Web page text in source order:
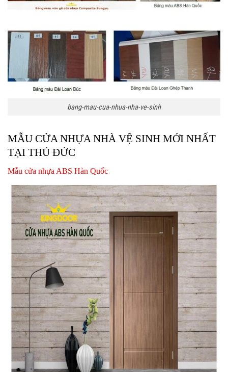
bang-mau-cua-nhua-nha-ve-sinh
MẪU CỬA NHỰA NHÀ VỆ SINH MỚI NHẤT
TẠI THỦ ĐỨC
Mẫu cửa nhựa ABS Hàn Quốc